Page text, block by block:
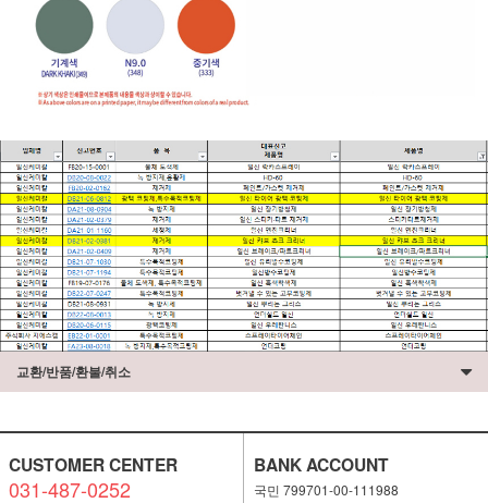
교환/반품/환불/취소
CUSTOMER CENTER
031-487-0252
BANK ACCOUNT
국민 799701-00-111988